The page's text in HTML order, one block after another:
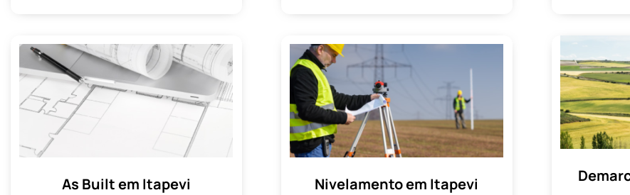
As Built em Itapevi Nivelamento em Itapevi